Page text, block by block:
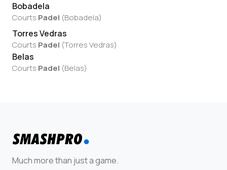
Bobadela
Courts Padel (Bobadela)
Torres Vedras
Courts Padel (Torres Vedras)
Belas
Courts Padel (Belas)
Much more than just a game.